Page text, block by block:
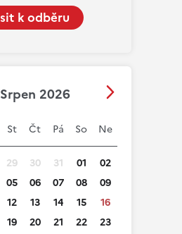
Srpen 2026
St Čt Pá So Ne
29 30 31 01
02
05 06 07 08
09
12 13 14 15
16
19 20 21 22
23